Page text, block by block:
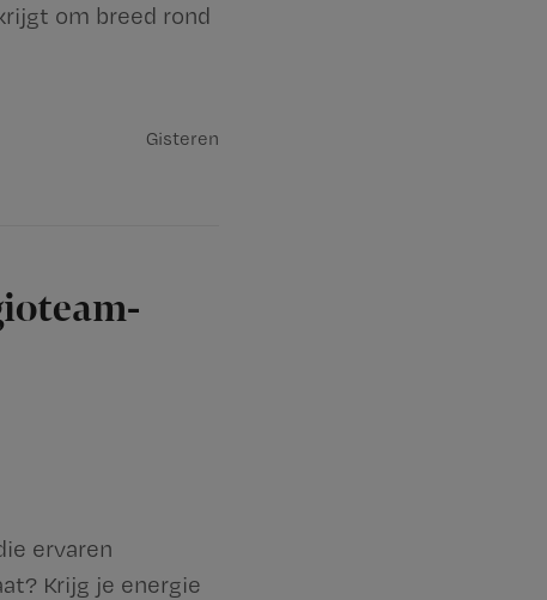
om breed rond
Gisteren
ervaren
Krijg je energie